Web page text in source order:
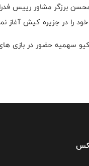
برزگر مشاور رییس
را در جزیره کیش آغاز